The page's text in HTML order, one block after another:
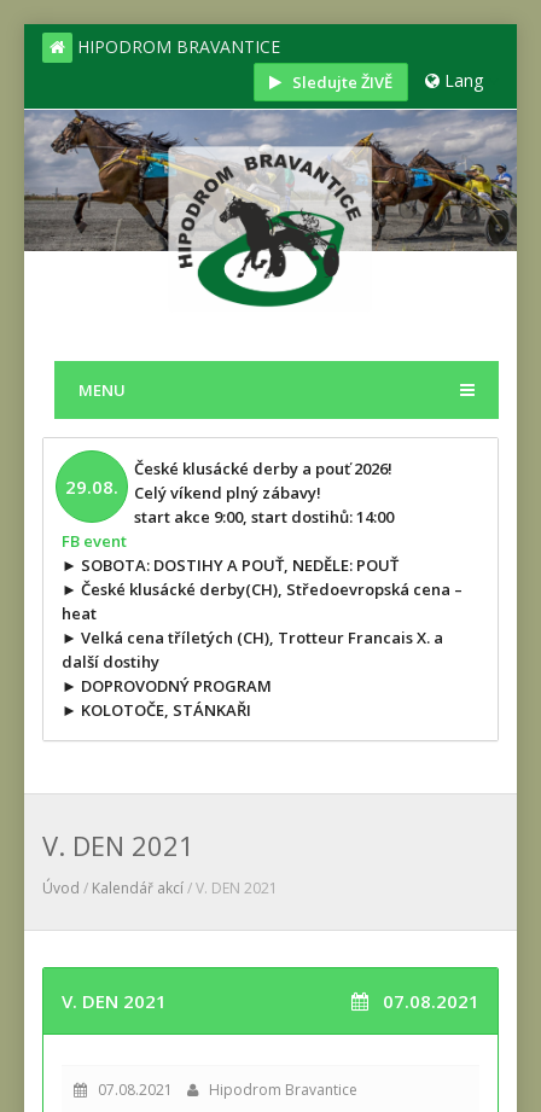
HIPODROM BRAVANTICE
Sledujte ŽIVĚ Lang
MENU
29.08.
České klusácké derby a pouť 2026!
Celý víkend plný zábavy!
start akce 9:00, start dostihů: 14:00
FB event
► SOBOTA: DOSTIHY A POUŤ, NEDĚLE: POUŤ
► České klusácké derby(CH), Středoevropská cena –
heat
► Velká cena tříletých (CH), Trotteur Francais X. a
další dostihy
► DOPROVODNÝ PROGRAM
► KOLOTOČE, STÁNKAŘI
V. DEN 2021
Úvod / Kalendář akcí/ V. DEN 2021
V. DEN 2021 07.08.2021
07.08.2021 Hipodrom Bravantice